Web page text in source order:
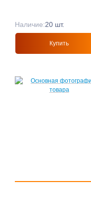
Наличие:20 шт.
Купить